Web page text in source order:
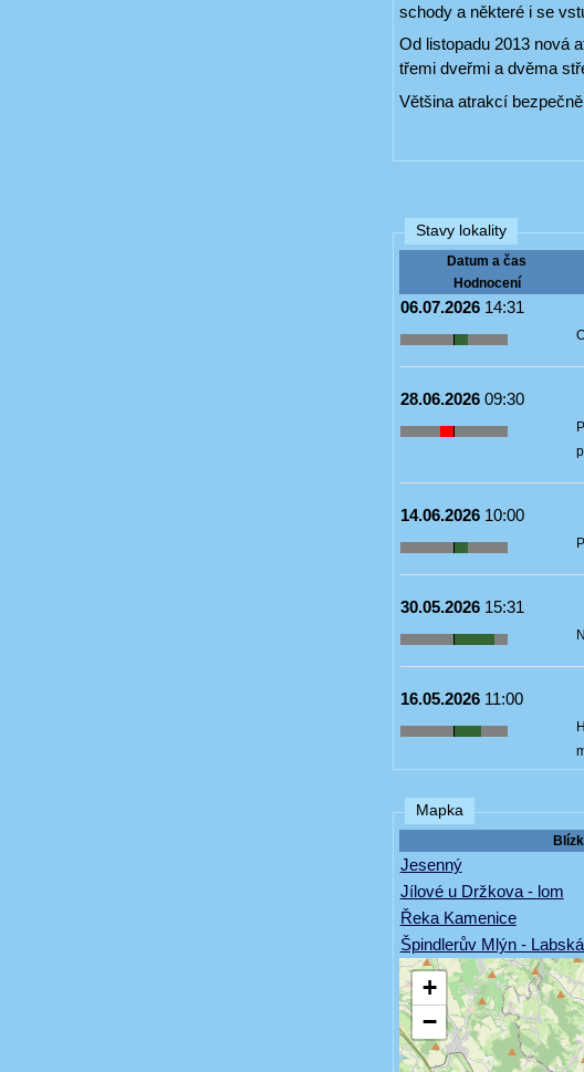
schody a některé i se
Od listopadu 2013 nová
třemi dveřmi a dvěma
Většina atrakcí
Stavy lokality
Datum a čas
Hodnocení
06.07.202614:31
28.06.202609:30
14.06.202610:00
30.05.202615:31
16.05.202611:00
Mapka
Jesenný
Jílové u Držkova - lom
Řeka Kamenice
Špindlerův Mlýn -